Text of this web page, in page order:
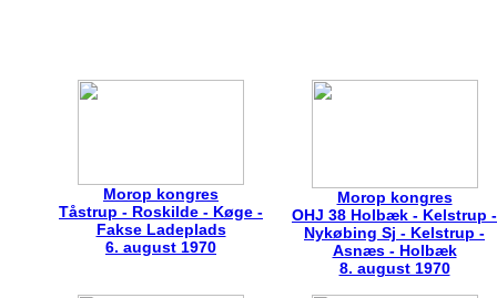
Morop kongres
Tåstrup - Roskilde - Køge -
Fakse Ladeplads
6. august 1970
Morop kongres
OHJ 38 Holbæk - Kelstrup -
Nykøbing Sj - Kelstrup -
Asnæs - Holbæk
8. august 1970